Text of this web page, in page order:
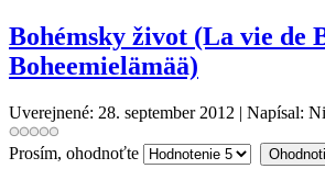
Bohémsky život (La vie de
Boheemielämää)
Uverejnené: 28. september 2012 | Napísal:
Prosím, ohodnoťte